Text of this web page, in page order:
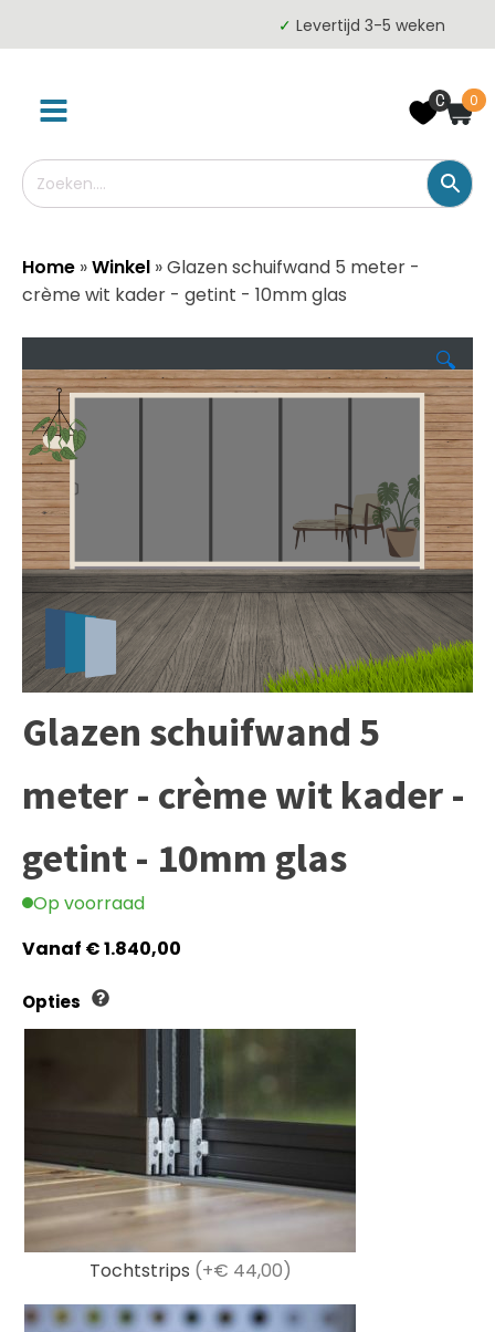
✓ Levertijd 3-5 weken
0 0
Home »Winkel »Glazen schuifwand 5 meter -
crème wit kader - getint - 10mm glas
🔍
Glazen schuifwand 5
meter - crème wit kader -
getint - 10mm glas
Op voorraad
Vanaf €1.840,00
Opties
Tochtstrips (+€ 44,00)